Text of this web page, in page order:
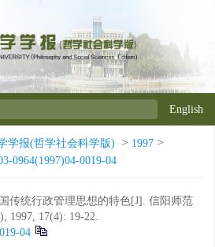
English
学报(哲学社会科学版) > 1997 >
0964(1997)04-0019-04
传统行政管理思想的特色[J]. 信阳师范
1997, 17(4): 19-22.
04